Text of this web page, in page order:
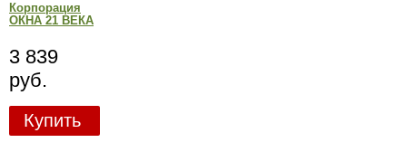
Корпорация
ОКНА 21 ВЕКА
3 839
руб.
Купить